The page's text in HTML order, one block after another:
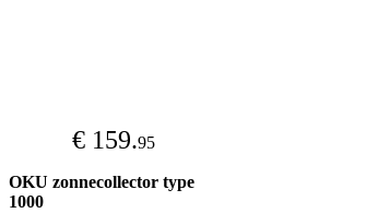
€ 159.95
OKU zonnecollector type
1000